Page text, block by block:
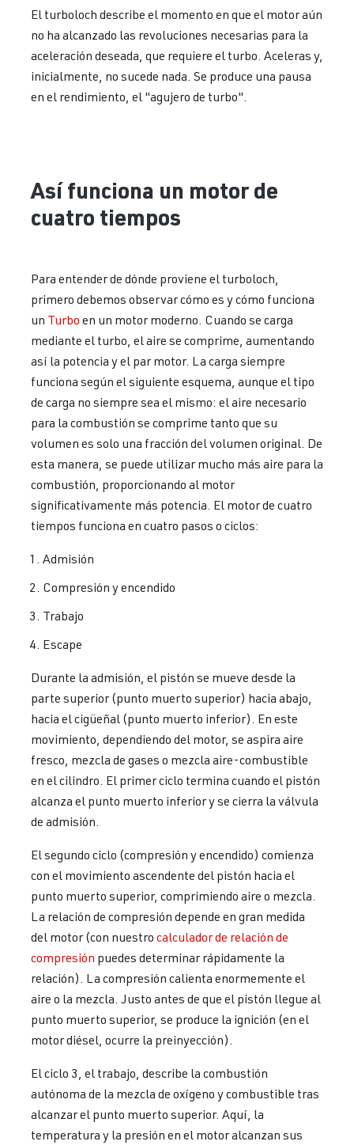
El turboloch describe el momento en que el motor aún
no ha alcanzado las revoluciones necesarias para la
aceleración deseada, que requiere el turbo. Aceleras y,
inicialmente, no sucede nada. Se produce una pausa
en el rendimiento, el "agujero de turbo".
Así funciona un motor de
cuatro tiempos
Para entender de dónde proviene el turboloch,
primero debemos observar cómo es y cómo funciona
un Turbo en un motor moderno. Cuando se carga
mediante el turbo, el aire se comprime, aumentando
así la potencia y el par motor. La carga siempre
funciona según el siguiente esquema, aunque el tipo
de carga no siempre sea el mismo: el aire necesario
para la combustión se comprime tanto que su
volumen es solo una fracción del volumen original. De
esta manera, se puede utilizar mucho más aire para la
combustión, proporcionando al motor
significativamente más potencia. El motor de cuatro
tiempos funciona en cuatro pasos o ciclos:
Admisión
Compresión y encendido
Trabajo
Escape
Durante la admisión, el pistón se mueve desde la
parte superior (punto muerto superior) hacia abajo,
hacia el cigüeñal (punto muerto inferior). En este
movimiento, dependiendo del motor, se aspira aire
fresco, mezcla de gases o mezcla aire-combustible
en el cilindro. El primer ciclo termina cuando el pistón
alcanza el punto muerto inferior y se cierra la válvula
de admisión.
El segundo ciclo (compresión y encendido) comienza
con el movimiento ascendente del pistón hacia el
punto muerto superior, comprimiendo aire o mezcla.
La relación de compresión depende en gran medida
del motor (con nuestro calculador de relación de
compresión puedes determinar rápidamente la
relación). La compresión calienta enormemente el
aire o la mezcla. Justo antes de que el pistón llegue al
punto muerto superior, se produce la ignición (en el
motor diésel, ocurre la preinyección).
El ciclo 3, el trabajo, describe la combustión
autónoma de la mezcla de oxígeno y combustible tras
alcanzar el punto muerto superior. Aquí, la
temperatura y la presión en el motor alcanzan sus